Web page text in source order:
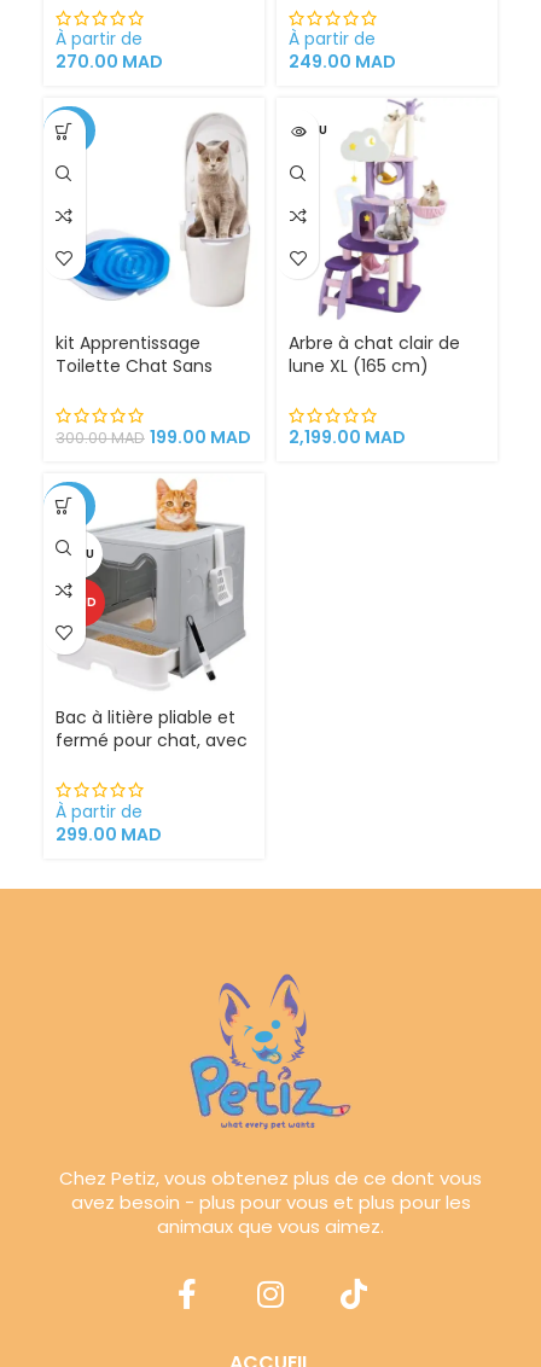
Cystite régime
médicalisé
À partir de
270.00 MAD
et extérieur
À partir de
249.00 MAD
-34%
kit Apprentissage
Toilette Chat Sans
300.00MAD 199.00 MAD
VENDU
Arbre à chat clair de
lune XL (165 cm)
chat griffoirs
2,199.00 MAD
-25%
VENDU
CHAUD
Bac à litière pliable et
fermé pour chat, avec
À partir de
299.00 MAD
Chez Petiz, vous obtenez plus de ce dont vous
avez besoin - plus pour vous et plus pour les
animaux que vous aimez.